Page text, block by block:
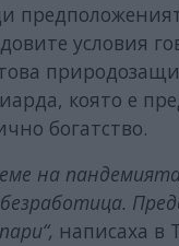
условия
която е
богатство.
на
написаха в